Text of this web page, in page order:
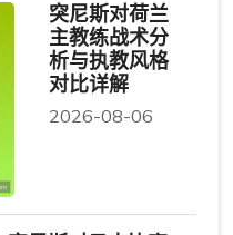
突尼斯对荷兰
主教练战术分
析与执教风格
对比详解
2026-08-06